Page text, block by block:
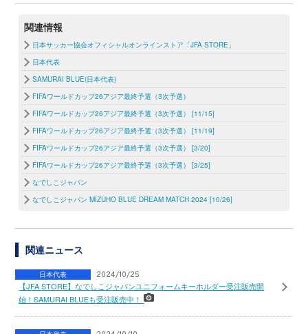
関連情報
日本サッカー協会オフィシャルオンラインストア「JFA STORE」
日本代表
SAMURAI BLUE(日本代表)
FIFAワールドカップ26アジア最終予選（3次予選）
FIFAワールドカップ26アジア最終予選（3次予選） [11/15]
FIFAワールドカップ26アジア最終予選（3次予選） [11/19]
FIFAワールドカップ26アジア最終予選（3次予選） [3/20]
FIFAワールドカップ26アジア最終予選（3次予選） [3/25]
なでしこジャパン
なでしこジャパン MIZUHO BLUE DREAM MATCH 2024 [10/26]
関連ニュース
日本代表 2024/10/25
【JFA STORE】なでしこジャパンユニフォームキーホルダー受注販売開
始！SAMURAI BLUEも受注販売中！